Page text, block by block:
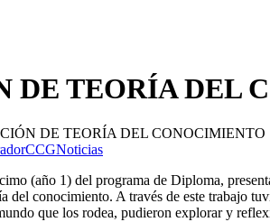
DE TEORÍA DEL
DE TEORÍA DEL CONOCIMIENTO
Noticias
(año 1) del programa de Diploma,
del conocimiento. A través de este trabajo
que los rodea, pudieron explorar y